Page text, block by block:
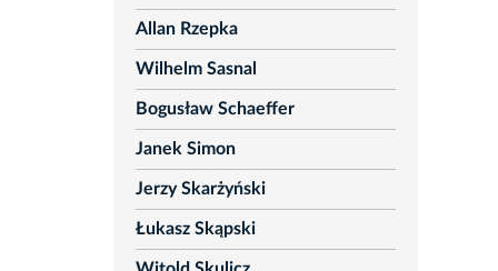
Allan Rzepka
Wilhelm Sasnal
Bogusław Schaeffer
Janek Simon
Jerzy Skarżyński
Łukasz Skąpski